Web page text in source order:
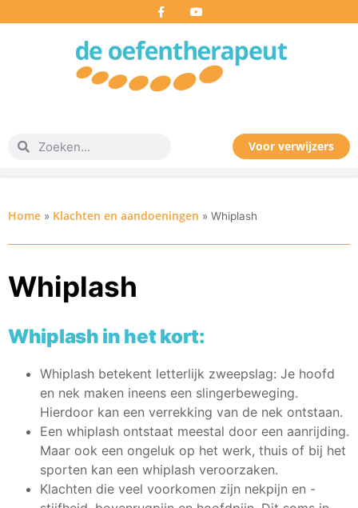
Voor verwijzers
Home » Klachten en aandoeningen » Whiplash
Whiplash
Whiplash in het kort:
Whiplash betekent letterlijk zweepslag: Je hoofd
en nek maken ineens een slingerbeweging.
Hierdoor kan een verrekking van de nek ontstaan.
Een whiplash ontstaat meestal door een aanrijding.
Maar ook een ongeluk op het werk, thuis of bij het
sporten kan een whiplash veroorzaken.
Klachten die veel voorkomen zijn nekpijn en -